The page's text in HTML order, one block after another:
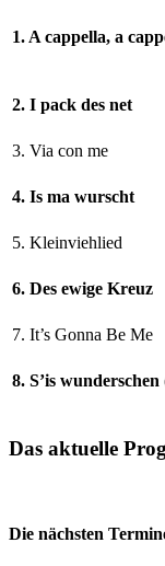
1. A cappella, a
2. I pack des net
3. Via con me
4. Is ma wurscht
5. Kleinviehlied
6. Des ewige Kreuz
7. It’s Gonna Be Me
8. S’is
Das aktuelle
Die nächsten